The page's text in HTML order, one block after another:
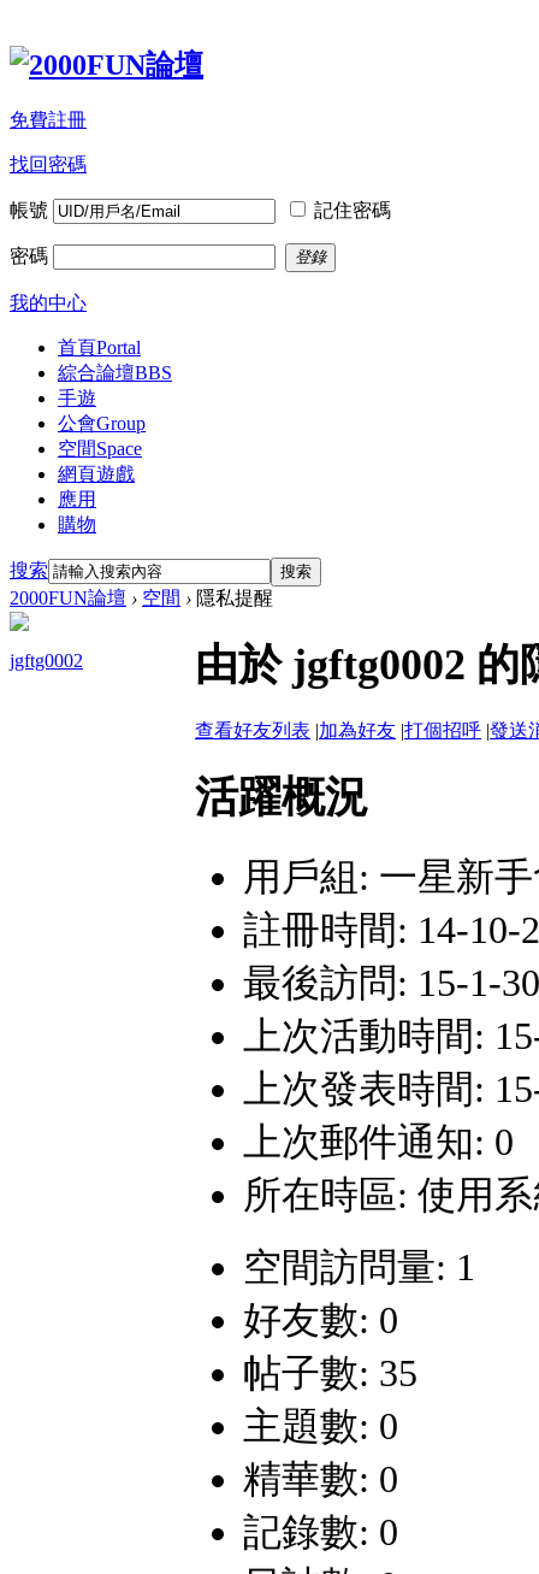
免費註冊
找回密碼
帳號 記住密碼
密碼 登錄
我的中心
首頁Portal
綜合論壇BBS
手遊
公會Group
空間Space
網頁遊戲
應用
購物
搜索 搜索
2000FUN論壇 › 空間 › 隱私提醒
jgftg0002 由於 jgftg0002
查看好友列表 |加為好友 |打個招呼 |發送
活躍概況
用戶組: 一星新
註冊時間: 14-10-
最後訪問: 15-1-
上次活動時間:
上次發表時間:
上次郵件通知: 0
所在時區: 使用
空間訪問量: 1
好友數: 0
帖子數: 35
主題數: 0
精華數: 0
記錄數: 0